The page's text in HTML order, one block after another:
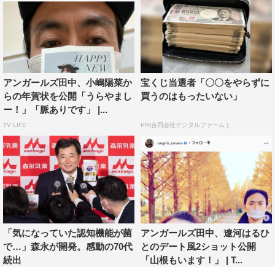
https://www.instagram.com/ungirls_tanaka/
アンガールズ田中、小嶋陽菜か
らの年賀状を公開「うらやまし
ー！」「脈ありです」 |...
TV LIFE
宝くじ当選者「〇〇をやらずに
買うのはもったいない」
PR(合同会社デジタルファーム )
「気になっていた認知機能が菌
で…」森永が開発。感動の70代
続出
アンガールズ田中、遼河はるひ
とのデート風2ショット公開
「山根もいます！」 | T...